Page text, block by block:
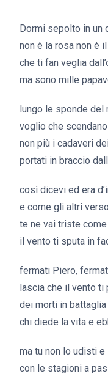
Dormi sepolto in un
non è la rosa non è
che ti fan veglia
ma sono mille
lungo le sponde del
voglio che
non più i cadaveri
portati in braccio
così dicevi ed era
e come gli altri
te ne vai triste
il vento ti sputa in
fermati Piero,
lascia che il vento ti
dei morti in
chi diede la vita e
ma tu non lo udisti
con le stagioni a